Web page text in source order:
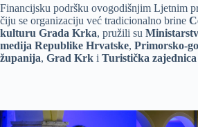
Financijsku podršku ovogodišnjim Ljetnim
čiju se organizaciju već tradicionalno brine
kulturu Grada Krka, pružili su
medija Republike Hrvatske, Primorsko-
županija, Grad Krk i Turistička